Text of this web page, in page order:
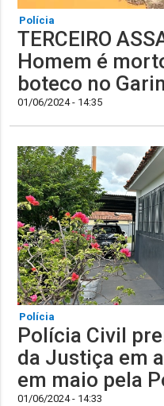
Polícia
TERCEIRO
Homem é
boteco no
01/06/2024 - 14:35
Polícia
Polícia Civil
da Justiça em
em maio pela
01/06/2024 - 14:33